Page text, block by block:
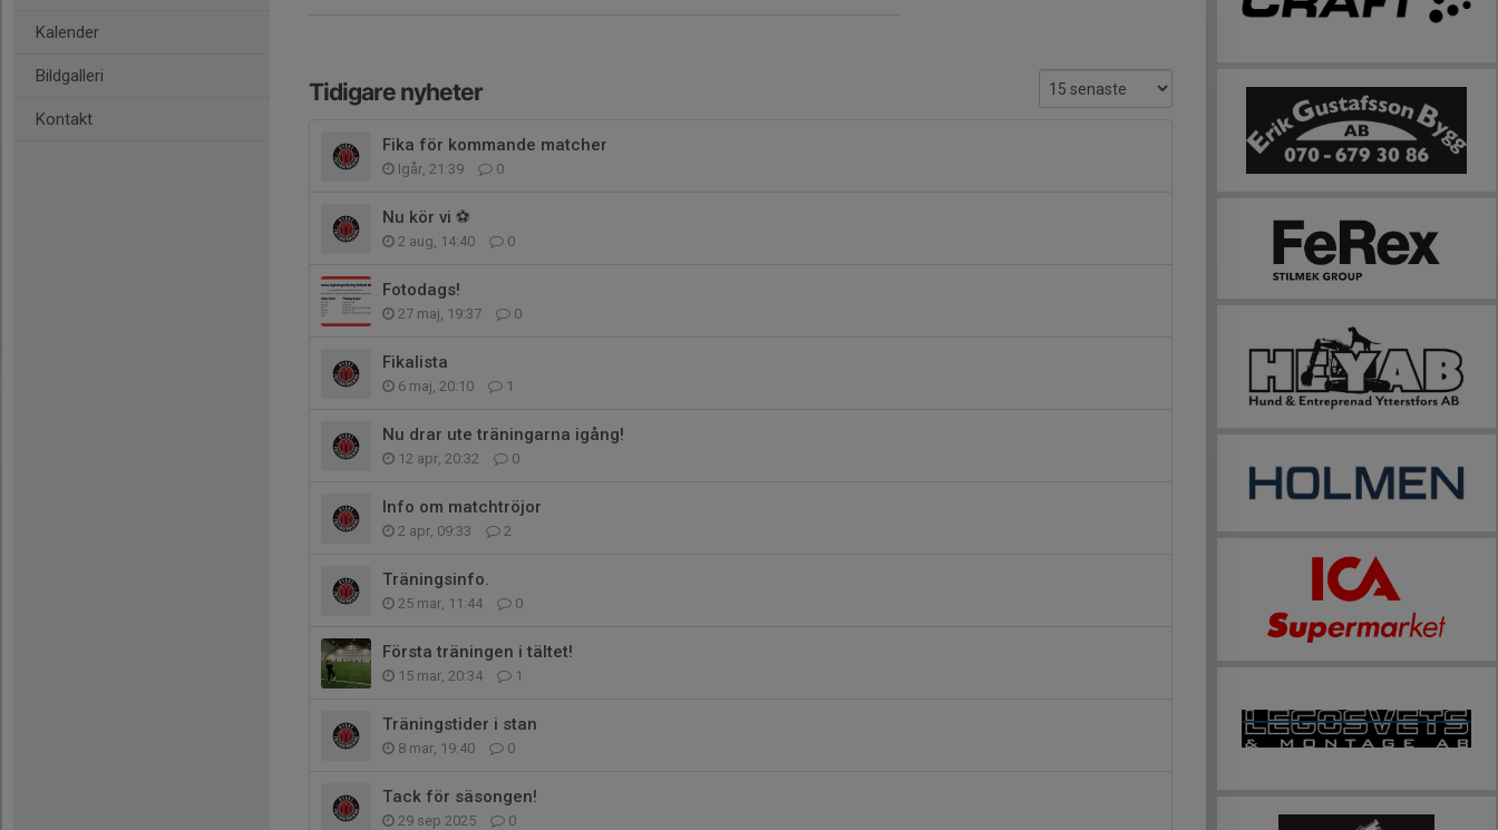
Kalender
Bildgalleri
Kontakt
Tidigare nyheter
Fika för kommande matcher
Igår, 21:39 0
Nu kör vi ⚽️
2 aug, 14:40 0
Fotodags!
27 maj, 19:37 0
Fikalista
6 maj, 20:10 1
Nu drar ute träningarna igång!
12 apr, 20:32 0
Info om matchtröjor
2 apr, 09:33 2
Träningsinfo.
25 mar, 11:44 0
Första träningen i tältet!
15 mar, 20:34 1
Träningstider i stan
8 mar, 19:40 0
Tack för säsongen!
29 sep 2025 0